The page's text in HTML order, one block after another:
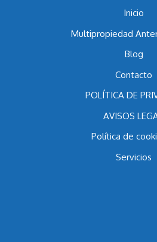
Inicio
Multipropiedad
Blog
Contacto
POLÍTICA DE
AVISOS
Política de